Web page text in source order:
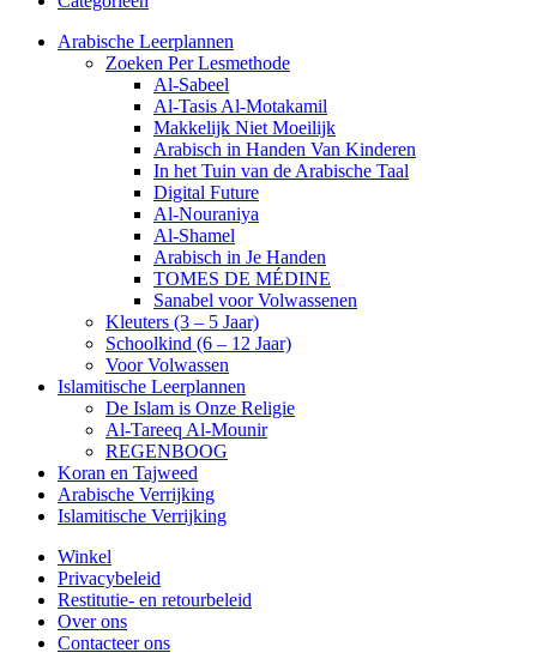
Arabische Leerplannen
Zoeken Per Lesmethode
Al-Sabeel
Al-Tasis Al-Motakamil
Makkelijk Niet Moeilijk
Arabisch in Handen Van Kinderen
In het Tuin van de Arabische Taal
Digital Future
Al-Nouraniya
Al-Shamel
Arabisch in Je Handen
TOMES DE MÉDINE
Sanabel voor Volwassenen
Kleuters (3 – 5 Jaar)
Schoolkind (6 – 12 Jaar)
Voor Volwassen
Islamitische Leerplannen
De Islam is Onze Religie
Al-Tareeq Al-Mounir
REGENBOOG
Koran en Tajweed
Arabische Verrijking
Islamitische Verrijking
Winkel
Privacybeleid
Restitutie- en retourbeleid
Over ons
Contacteer ons